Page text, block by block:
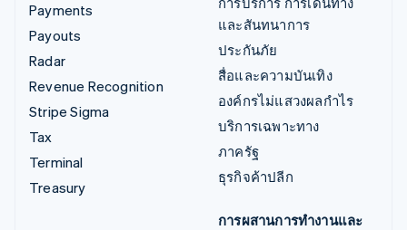
Payments
Payouts
Radar
Revenue Recognition
Stripe Sigma
Tax
Terminal
Treasury
และสันทนาการ
ประกันภัย
สื่อและความบันเทิง
องค์กรไม่แสวงผลกำไร
บริการเฉพาะทาง
ภาครัฐ
ธุรกิจค้าปลีก
การผสานการทำงานและ